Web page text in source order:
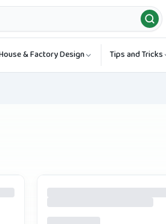
& Factory Design Tips and Tricks